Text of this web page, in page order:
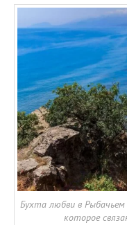
Бухта любви в
которое